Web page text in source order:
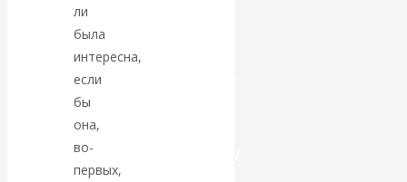
интеллект —
революционный
переход к
посткапитализму
ли
была
интересна,
если
бы
она,
во-
первых,